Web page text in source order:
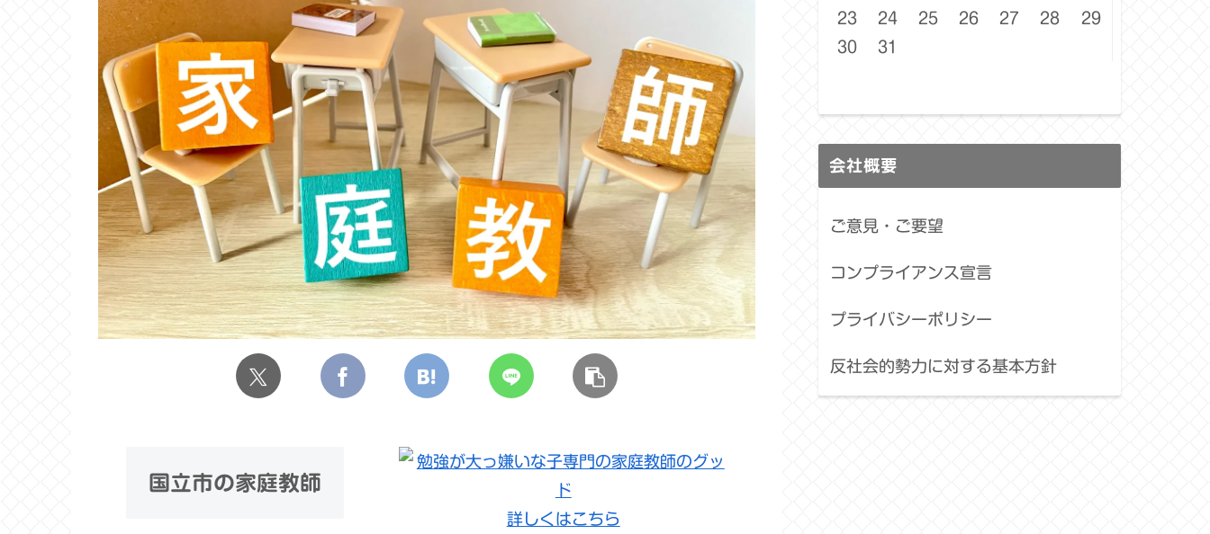
国立市の家庭教師
詳しくはこちら
23
24 25 26 27 28
29
30
31
会社概要
ご意見・ご要望
コンプライアンス宣言
プライバシーポリシー
反社会的勢力に対する基本方針